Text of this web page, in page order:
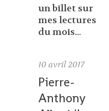
un billet sur
mes lectures
du mois...
10 avril 2017
Pierre-
Anthony